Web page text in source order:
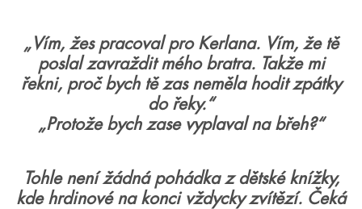
„Vím, žes pracoval pro Kerlana. Vím, že tě
poslal zavraždit mého bratra. Takže mi
řekni, proč bych tě zas neměla hodit zpátky
do řeky.“
„Protože bych zase vyplaval na břeh?“
Tohle není žádná pohádka z dětské knížky,
kde hrdinové na konci vždycky zvítězí. Čeká